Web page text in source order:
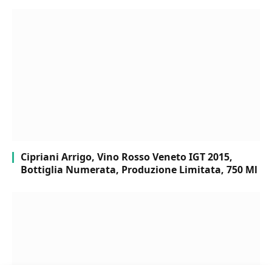
Cipriani Arrigo, Vino Rosso Veneto IGT 2015,
Bottiglia Numerata, Produzione Limitata, 750 Ml